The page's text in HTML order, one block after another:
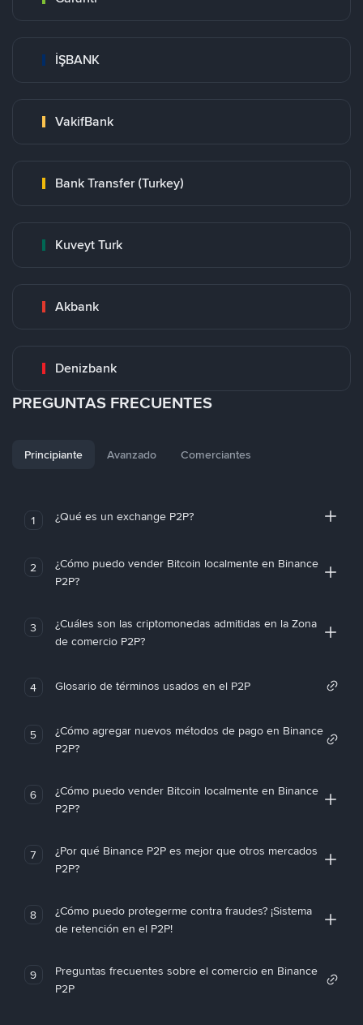
İŞBANK
VakifBank
Bank Transfer (Turkey)
Kuveyt Turk
Akbank
Denizbank
PREGUNTAS FRECUENTES
Principiante Avanzado Comerciantes
1 ¿Qué es un exchange P2P?
2
¿Cómo puedo vender Bitcoin localmente en Binance
P2P?
3
¿Cuáles son las criptomonedas admitidas en la Zona
de comercio P2P?
4 Glosario de términos usados en el P2P
5
¿Cómo agregar nuevos métodos de pago en Binance
P2P?
6
¿Cómo puedo vender Bitcoin localmente en Binance
P2P?
7
¿Por qué Binance P2P es mejor que otros mercados
P2P?
8
¿Cómo puedo protegerme contra fraudes? ¡Sistema
de retención en el P2P!
9
Preguntas frecuentes sobre el comercio en Binance
P2P